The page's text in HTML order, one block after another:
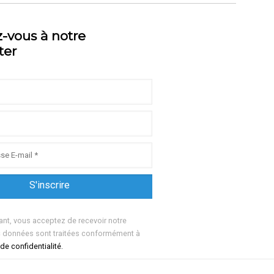
vous à notre
vous acceptez de recevoir notre
données sont traitées conformément à
confidentialité.